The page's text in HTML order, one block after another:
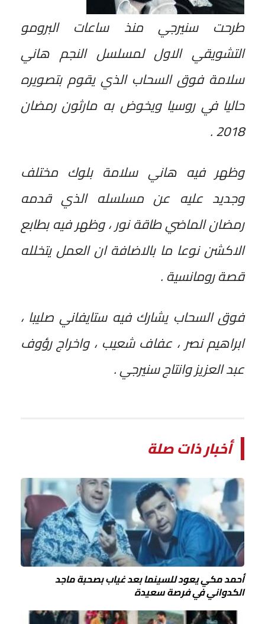
طرحت سنيرجي منذ ساعات البرومو
التشويقي الاول لمسلسل النجم هاني
سلامة فوق السحاب الذي يقوم بتصويره
حاليا في روسيا ويخوض به مارثون رمضان
2018 .
وظهر فيه هاني سلامة بلوك مختلف
وجديد عليه عن مسلسله الذي قدمه
رمضان الماضي طاقة نور ، وظهر فيه بطابع
الاكشن نوعا ما بالاضافة ان العمل يتخلله
قصة رومانسية .
فوق السحاب يشارك فيه ستايفاني صليبا ،
ابراهيم نصر ، عفاف شعيب ، واخراج رؤوف
عبد العزيز وانتاج سنيرجي .
أخبار ذات صلة
أحمد مكي يعود للسينما بعد غياب بصحبة ماجد
الكدواني في فرصة سعيدة